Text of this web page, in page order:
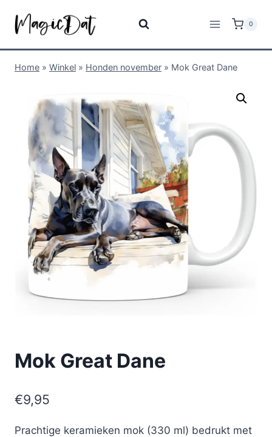
0
Home » Winkel » Honden november » Mok Great Dane
Mok Great Dane
€9,95
Prachtige keramieken mok (330 ml) bedrukt met